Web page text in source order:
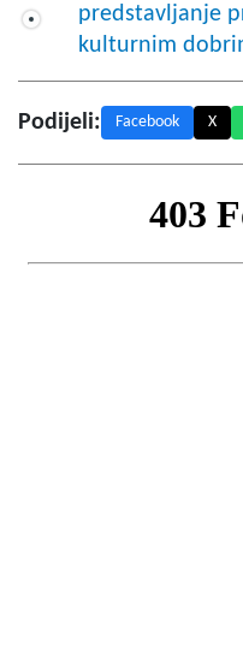
predstavljanje
kulturnim
Podijeli: Facebook X